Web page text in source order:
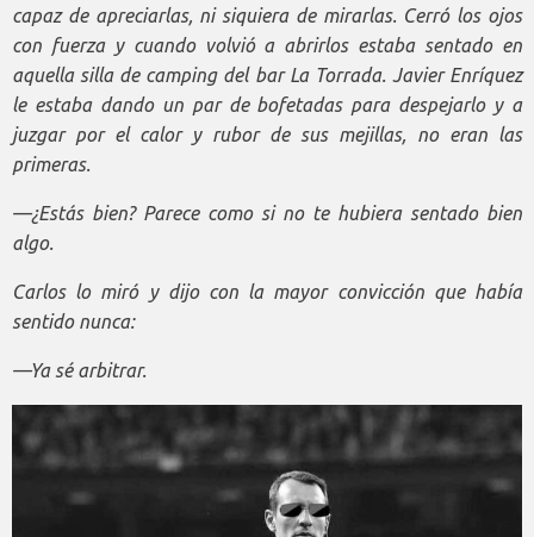
capaz de apreciarlas, ni siquiera de mirarlas. Cerró los ojos
con fuerza y cuando volvió a abrirlos estaba sentado en
aquella silla de camping del bar La Torrada. Javier Enríquez
le estaba dando un par de bofetadas para despejarlo y a
juzgar por el calor y rubor de sus mejillas, no eran las
primeras.
—¿Estás bien? Parece como si no te hubiera sentado bien
algo.
Carlos lo miró y dijo con la mayor convicción que había
sentido nunca:
—Ya sé arbitrar.